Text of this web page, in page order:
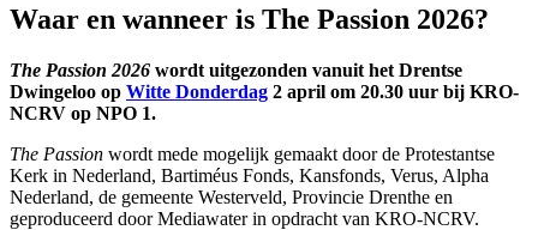
Waar en wanneer is The Passion 2026?
The Passion 2026 wordt uitgezonden vanuit het Drentse
Dwingeloo op Witte Donderdag 2 april om 20.30 uur bij KRO-
NCRV op NPO 1.
The Passion wordt mede mogelijk gemaakt door de Protestantse
Kerk in Nederland, Bartiméus Fonds, Kansfonds, Verus, Alpha
Nederland, de gemeente Westerveld, Provincie Drenthe en
geproduceerd door Mediawater in opdracht van KRO-NCRV.